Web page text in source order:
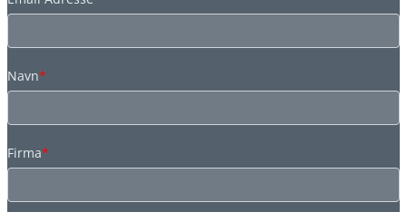
Navn*
Firma*